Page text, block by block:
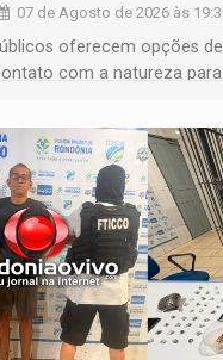
07 de Agosto de 2026 às
oferecem opções
com a natureza